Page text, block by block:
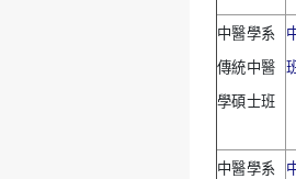
中醫學系
傳統中醫
學碩士班
中醫學系